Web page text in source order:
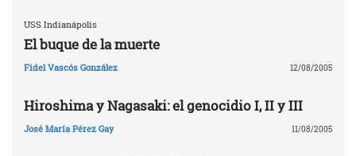
USS Indianápolis
El buque de la muerte
Fidel Vascós González 12/08/2005
Hiroshima y Nagasaki: el genocidio I, II y III
José María Pérez Gay 11/08/2005